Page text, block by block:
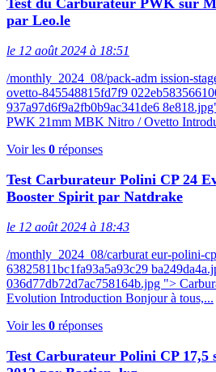
par Leo.le
le 12 août 2024 à 18:51
/monthly_2024_08/pack-adm ission-
ovetto-845548815fd7f9
937a97d6f9a2fb0b9ac341de6
PWK 21mm MBK Nitro / Ovetto
Voir les 0 réponses
Test Carburateur Polini CP 24
Booster Spirit par Natdrake
le 12 août 2024 à 18:43
/monthly_2024_08/carburat eur-polini-
63825811bc1fa93a5a93c29
036d77db72d7ac758164b.jpg ">
Evolution Introduction Bonjour à tous,...
Voir les 0 réponses
Test Carburateur Polini CP 17,5